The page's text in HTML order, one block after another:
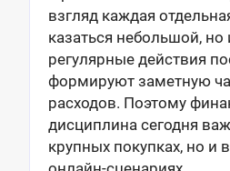
взгляд каждая
казаться небольшой,
регулярные действия
формируют заметную
расходов. Поэтому
дисциплина сегодня
крупных покупках, но и